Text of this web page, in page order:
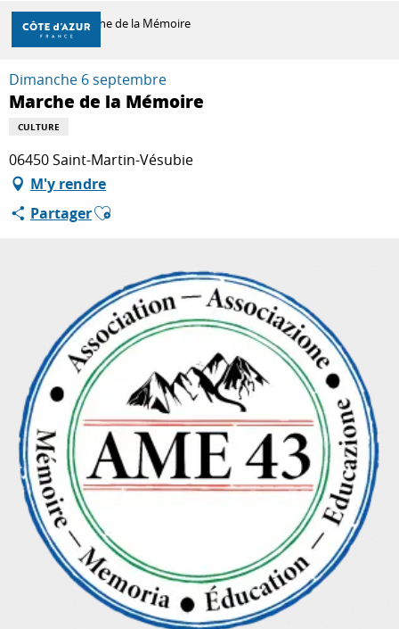
Aller
contenu
principal
DÉCOUVRIR
À FAIRE
SÉJOURNER
Accueil Marche de la Mémoire
Dimanche 6 septembre
Marche de la Mémoire
CULTURE
06450 Saint-Martin-Vésubie
M'y rendre
PartagerAjouter aux favoris